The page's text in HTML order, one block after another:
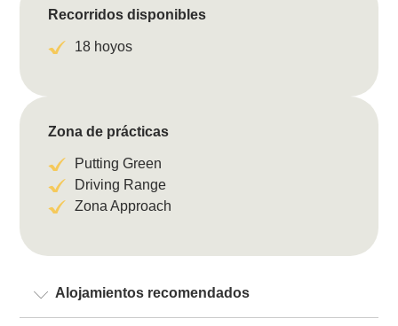
Recorridos disponibles
18 hoyos
Zona de prácticas
Putting Green
Driving Range
Zona Approach
Alojamientos recomendados